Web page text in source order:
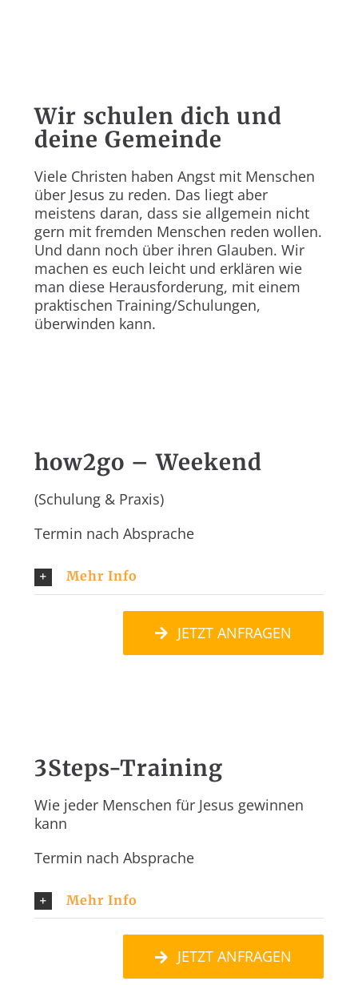
Wir schulen dich und
deine Gemeinde
Viele Christen haben Angst mit Menschen
über Jesus zu reden. Das liegt aber
meistens daran, dass sie allgemein nicht
gern mit fremden Menschen reden wollen.
Und dann noch über ihren Glauben. Wir
machen es euch leicht und erklären wie
man diese Herausforderung, mit einem
praktischen Training/Schulungen,
überwinden kann.
how2go – Weekend
(Schulung & Praxis)
Termin nach Absprache
Mehr Info
JETZT ANFRAGEN
3Steps-Training
Wie jeder Menschen für Jesus gewinnen
kann
Termin nach Absprache
Mehr Info
JETZT ANFRAGEN